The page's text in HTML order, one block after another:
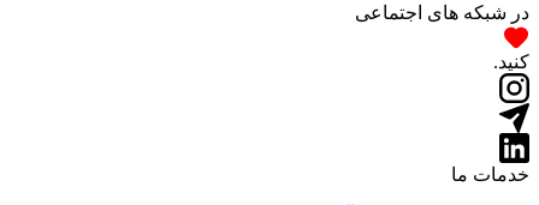
در شبکه های اجتماعی
کنید.
خدمات ما